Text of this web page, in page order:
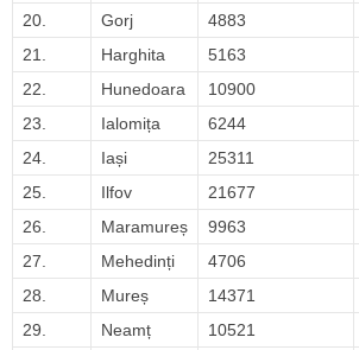
20.
Gorj 4883
21.
Harghita 5163
22.
Hunedoara 10900
23.
Ialomița 6244
24.
Iași 25311
25.
Ilfov 21677
26.
Maramureș 9963
27.
Mehedinți 4706
28.
Mureș 14371
29.
Neamț 10521